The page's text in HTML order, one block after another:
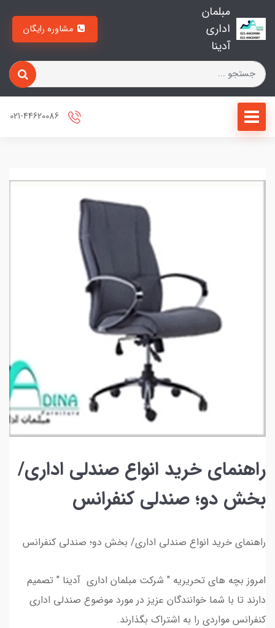
مبلمان
اداری
آدینا
راهنمای خرید انواع صندلی اداری/
بخش دو؛ صندلی کنفرانس
راهنمای خرید انواع صندلی اداری/ بخش دو؛ صندلی کنفرانس
امروز بچه های تحریریه " شرکت مبلمان اداری آدینا " تصمیم
دارند تا با شما خوانندگان عزیز در مورد موضوع صندلی اداری
کنفرانس مواردی را به اشتراک بگذارند.